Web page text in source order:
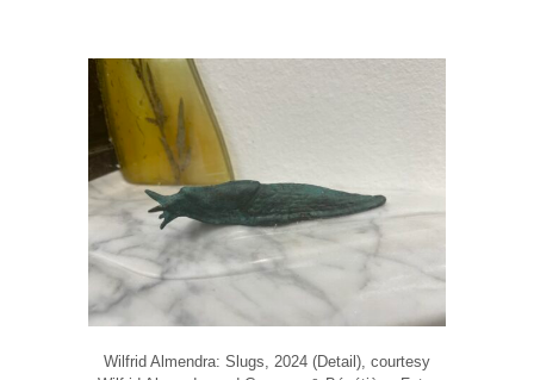
Wilfrid Almendra: Slugs, 2024 (Detail), courtesy